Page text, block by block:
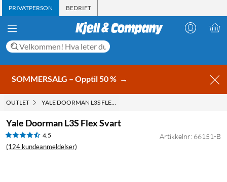
PRIVATPERSON BEDRIFT
SOMMERSALG – Opptil 50 % →
OUTLET YALE DOORMAN L3S FLEX SVART
Yale Doorman L3S Flex Svart
4.5
(124 kundeanmeldelser)
Artikkelnr: 66151-B